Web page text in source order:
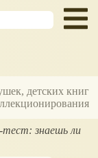
детских книг
тест: знаешь ли